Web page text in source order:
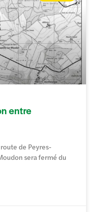
entre
de Peyres-
sera fermé du